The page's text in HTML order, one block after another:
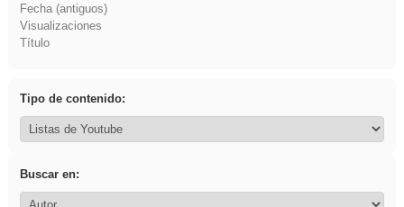
Fecha (antiguos)
Visualizaciones
Título
Tipo de contenido:
Buscar en: